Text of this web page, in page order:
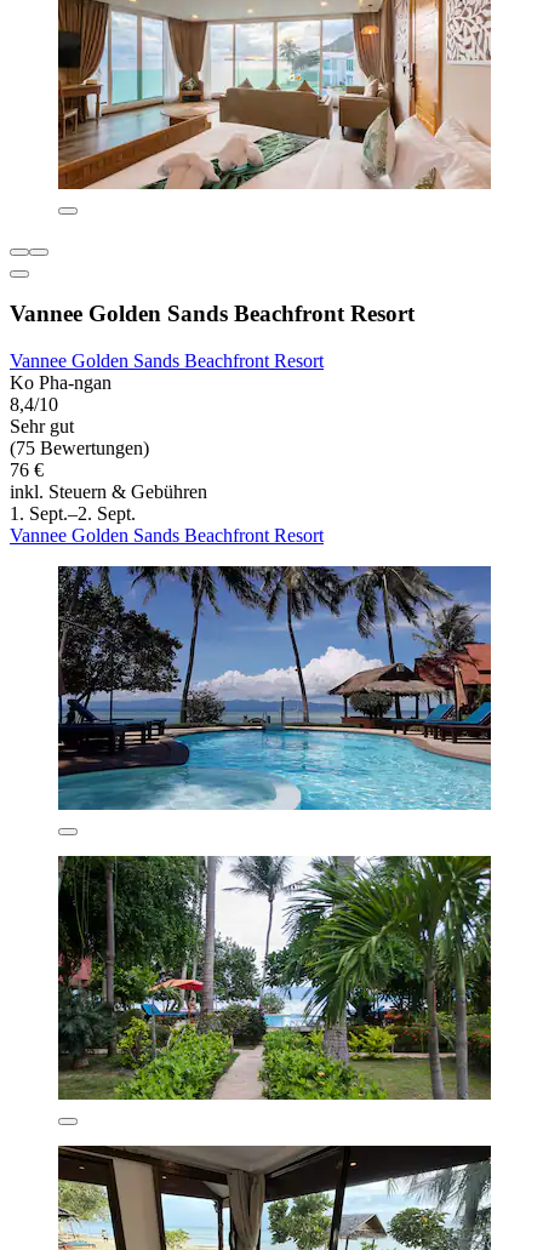
Vannee Golden Sands Beachfront Resort
Vannee Golden Sands Beachfront Resort
Ko Pha-ngan
8,4/10
Sehr gut
(75 Bewertungen)
76 €
inkl. Steuern & Gebühren
1. Sept.–2. Sept.
Vannee Golden Sands Beachfront Resort